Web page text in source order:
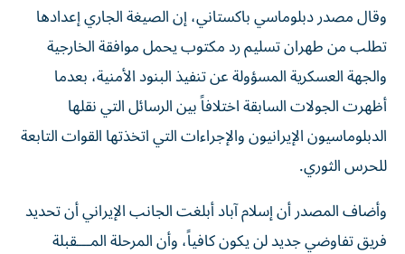
وقال مصدر دبلوماسي باكستاني، إن الصيغة الجاري إعدادها
تطلب من طهران تسليم رد مكتوب يحمل موافقة الخارجية
والجهة العسكرية المسؤولة عن تنفيذ البنود الأمنية، بعدما
أظهرت الجولات السابقة اختلافاً بين الرسائل التي نقلها
الدبلوماسيون الإيرانيون والإجراءات التي اتخذتها القوات التابعة
للحرس الثوري.
وأضاف المصدر أن إسلام آباد أبلغت الجانب الإيراني أن تحديد
فريق تفاوضي جديد لن يكون كافياً، وأن المرحلة المـــقبلة